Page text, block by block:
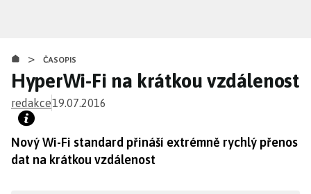
obsahu
> ČASOPIS
HyperWi-Fi na krátkou vzdálenost
redakce19.07.2016
Nový Wi-Fi standard přináší extrémně rychlý přenos
dat na krátkou vzdálenost